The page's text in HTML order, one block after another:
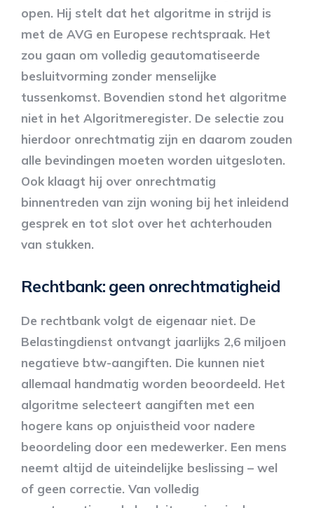
open. Hij stelt dat het algoritme in strijd is
met de AVG en Europese rechtspraak. Het
zou gaan om volledig geautomatiseerde
besluitvorming zonder menselijke
tussenkomst. Bovendien stond het algoritme
niet in het Algoritmeregister. De selectie zou
hierdoor onrechtmatig zijn en daarom zouden
alle bevindingen moeten worden uitgesloten.
Ook klaagt hij over onrechtmatig
binnentreden van zijn woning bij het inleidend
gesprek en tot slot over het achterhouden
van stukken.
Rechtbank: geen onrechtmatigheid
De rechtbank volgt de eigenaar niet. De
Belastingdienst ontvangt jaarlijks 2,6 miljoen
negatieve btw-aangiften. Die kunnen niet
allemaal handmatig worden beoordeeld. Het
algoritme selecteert aangiften met een
hogere kans op onjuistheid voor nadere
beoordeling door een medewerker. Een mens
neemt altijd de uiteindelijke beslissing – wel
of geen correctie. Van volledig